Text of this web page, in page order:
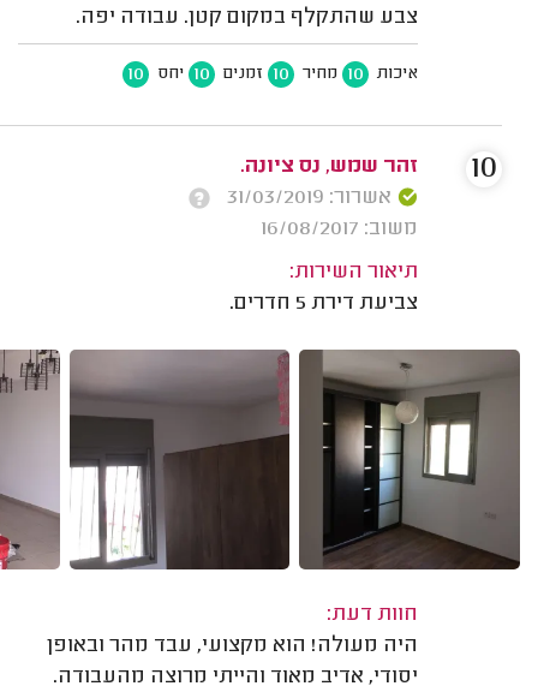
צבע שהתקלף במקום קטן. עבודה יפה.
איכות 10 מחיר 10 זמנים 10 יחס 10
זהר שמש, נס ציונה.
אשרור: 31/03/2019
משוב: 16/08/2017
תיאור השירות:
צביעת דירת 5 חדרים.
חוות דעת:
היה מעולה! הוא מקצועי, עבד מהר ובאופן
יסודי, אדיב מאוד והייתי מרוצה מהעבודה.
10